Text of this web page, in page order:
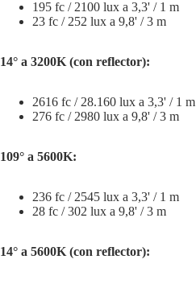
195 fc / 2100 lux a 3,3' / 1 m
23 fc / 252 lux a 9,8' / 3 m
14° a 3200K (con reflector):
2616 fc / 28.160 lux a 3,3' / 1 m
276 fc / 2980 lux a 9,8' / 3 m
109° a 5600K:
236 fc / 2545 lux a 3,3' / 1 m
28 fc / 302 lux a 9,8' / 3 m
14° a 5600K (con reflector):